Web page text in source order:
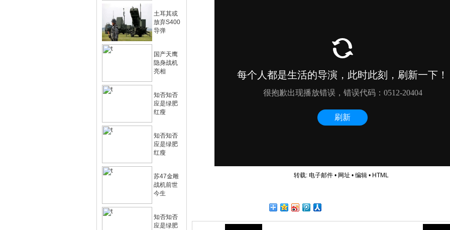
土耳其或
放弃S400
导弹
国产天鹰
隐身战机
亮相
知否知否
应是绿肥
红瘦
知否知否
应是绿肥
红瘦
苏47金雕
战机前世
今生
知否知否
应是绿肥
转载: 电子邮件• 网址 • 编辑• HTML